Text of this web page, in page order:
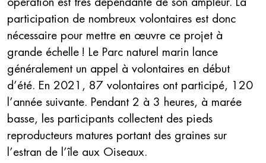
participation de nombreux volontaires est donc
nécessaire pour mettre en œuvre ce projet à
grande échelle ! Le Parc naturel marin lance
généralement un appel à volontaires en début
d’été. En 2021, 87 volontaires ont participé, 120
l’année suivante. Pendant 2 à 3 heures, à marée
basse, les participants collectent des pieds
reproducteurs matures portant des graines sur
l’estran de l’île aux Oiseaux.